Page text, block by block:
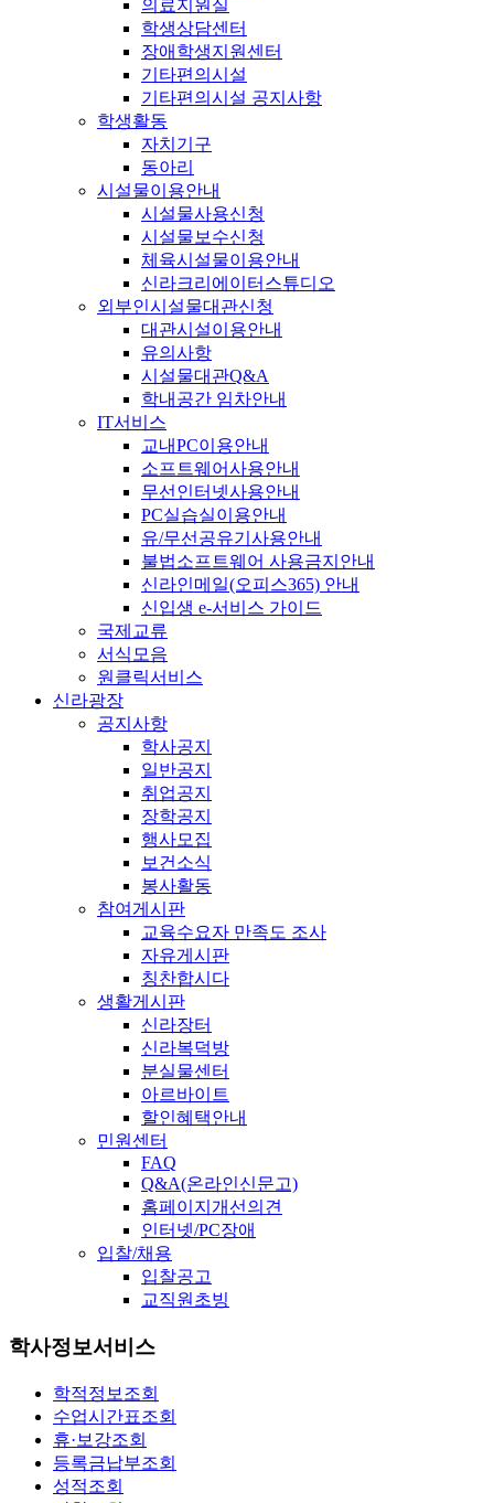
의료지원실
학생상담센터
장애학생지원센터
기타편의시설
기타편의시설 공지사항
학생활동
자치기구
동아리
시설물이용안내
시설물사용신청
시설물보수신청
체육시설물이용안내
신라크리에이터스튜디오
외부인시설물대관신청
대관시설이용안내
유의사항
시설물대관Q&A
학내공간 임차안내
IT서비스
교내PC이용안내
소프트웨어사용안내
무선인터넷사용안내
PC실습실이용안내
유/무선공유기사용안내
불법소프트웨어 사용금지안내
신라인메일(오피스365) 안내
신입생 e-서비스 가이드
국제교류
서식모음
원클릭서비스
신라광장
공지사항
학사공지
일반공지
취업공지
장학공지
행사모집
보건소식
봉사활동
참여게시판
교육수요자 만족도 조사
자유게시판
칭찬합시다
생활게시판
신라장터
신라복덕방
분실물센터
아르바이트
할인혜택안내
민원센터
FAQ
Q&A(온라인신문고)
홈페이지개선의견
인터넷/PC장애
입찰/채용
입찰공고
교직원초빙
학사정보서비스
학적정보조회
수업시간표조회
휴·보강조회
등록금납부조회
성적조회